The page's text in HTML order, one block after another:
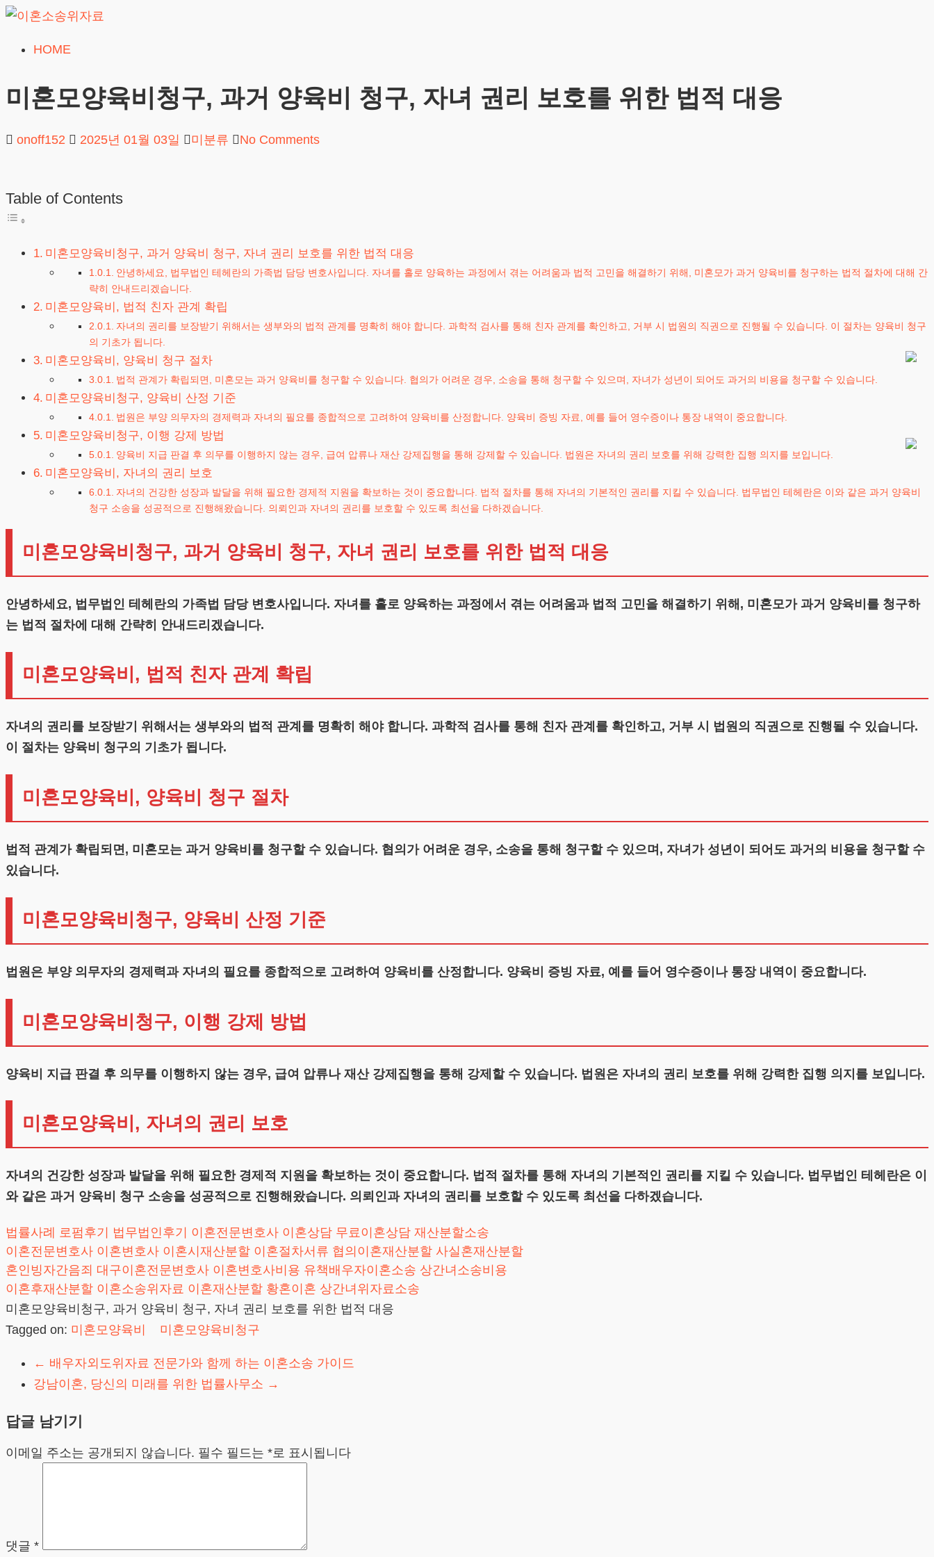
Skip
content
소
료
24시간 무료상담
HOME
미혼모양육비청구, 과거 양육비 청구, 자녀 권리 보호를 위한 법적 대응
onoff152 2025년 01월 03일 미분류 No Comments
Table of Contents
미혼모양육비청구, 과거 양육비 청구, 자녀 권리 보호를 위한 법적 대응
안녕하세요, 법무법인 테헤란의 가족법 담당 변호사입니다. 자녀를 홀로 양육하는 과정에서 겪는 어려움과 법적 고민을 해결하기 위해, 미혼모가 과거 양육비를 청구하는 법적 절차에 대해 간
략히 안내드리겠습니다.
미혼모양육비, 법적 친자 관계 확립
자녀의 권리를 보장받기 위해서는 생부와의 법적 관계를 명확히 해야 합니다. 과학적 검사를 통해 친자 관계를 확인하고, 거부 시 법원의 직권으로 진행될 수 있습니다. 이 절차는 양육비 청구
의 기초가 됩니다.
미혼모양육비, 양육비 청구 절차
법적 관계가 확립되면, 미혼모는 과거 양육비를 청구할 수 있습니다. 협의가 어려운 경우, 소송을 통해 청구할 수 있으며, 자녀가 성년이 되어도 과거의 비용을 청구할 수 있습니다.
미혼모양육비청구, 양육비 산정 기준
법원은 부양 의무자의 경제력과 자녀의 필요를 종합적으로 고려하여 양육비를 산정합니다. 양육비 증빙 자료, 예를 들어 영수증이나 통장 내역이 중요합니다.
미혼모양육비청구, 이행 강제 방법
양육비 지급 판결 후 의무를 이행하지 않는 경우, 급여 압류나 재산 강제집행을 통해 강제할 수 있습니다. 법원은 자녀의 권리 보호를 위해 강력한 집행 의지를 보입니다.
미혼모양육비, 자녀의 권리 보호
자녀의 건강한 성장과 발달을 위해 필요한 경제적 지원을 확보하는 것이 중요합니다. 법적 절차를 통해 자녀의 기본적인 권리를 지킬 수 있습니다. 법무법인 테헤란은 이와 같은 과거 양육비
청구 소송을 성공적으로 진행해왔습니다. 의뢰인과 자녀의 권리를 보호할 수 있도록 최선을 다하겠습니다.
미혼모양육비청구, 과거 양육비 청구, 자녀 권리 보호를 위한 법적 대응
안녕하세요, 법무법인 테헤란의 가족법 담당 변호사입니다. 자녀를 홀로 양육하는 과정에서 겪는 어려움과 법적 고민을 해결하기 위해, 미혼모가 과거 양육비를 청구하
는 법적 절차에 대해 간략히 안내드리겠습니다.
미혼모양육비, 법적 친자 관계 확립
자녀의 권리를 보장받기 위해서는 생부와의 법적 관계를 명확히 해야 합니다. 과학적 검사를 통해 친자 관계를 확인하고, 거부 시 법원의 직권으로 진행될 수 있습니다.
이 절차는 양육비 청구의 기초가 됩니다.
미혼모양육비, 양육비 청구 절차
법적 관계가 확립되면, 미혼모는 과거 양육비를 청구할 수 있습니다. 협의가 어려운 경우, 소송을 통해 청구할 수 있으며, 자녀가 성년이 되어도 과거의 비용을 청구할 수
있습니다.
미혼모양육비청구, 양육비 산정 기준
법원은 부양 의무자의 경제력과 자녀의 필요를 종합적으로 고려하여 양육비를 산정합니다. 양육비 증빙 자료, 예를 들어 영수증이나 통장 내역이 중요합니다.
미혼모양육비청구, 이행 강제 방법
양육비 지급 판결 후 의무를 이행하지 않는 경우, 급여 압류나 재산 강제집행을 통해 강제할 수 있습니다. 법원은 자녀의 권리 보호를 위해 강력한 집행 의지를 보입니다.
미혼모양육비, 자녀의 권리 보호
자녀의 건강한 성장과 발달을 위해 필요한 경제적 지원을 확보하는 것이 중요합니다. 법적 절차를 통해 자녀의 기본적인 권리를 지킬 수 있습니다. 법무법인 테헤란은 이
와 같은 과거 양육비 청구 소송을 성공적으로 진행해왔습니다. 의뢰인과 자녀의 권리를 보호할 수 있도록 최선을 다하겠습니다.
법률사례 로펌후기 법무법인후기 이혼전문변호사 이혼상담 무료이혼상담 재산분할소송
이혼전문변호사 이혼변호사 이혼시재산분할 이혼절차서류 협의이혼재산분할 사실혼재산분할
혼인빙자간음죄 대구이혼전문변호사 이혼변호사비용 유책배우자이혼소송 상간녀소송비용
이혼후재산분할 이혼소송위자료 이혼재산분할 황혼이혼 상간녀위자료소송
미혼모양육비청구, 과거 양육비 청구, 자녀 권리 보호를 위한 법적 대응
Tagged on: 미혼모양육비 미혼모양육비청구
← 배우자외도위자료 전문가와 함께 하는 이혼소송 가이드
강남이혼, 당신의 미래를 위한 법률사무소 →
답글 남기기
이메일 주소는 공개되지 않습니다. 필수 필드는 *로 표시됩니다
댓글 *